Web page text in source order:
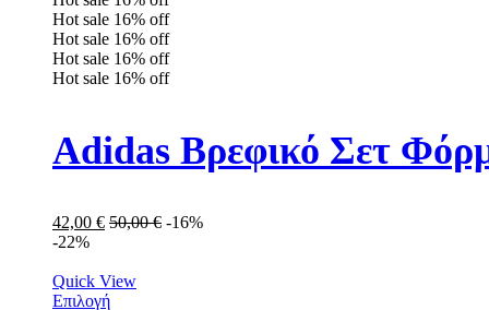
Hot sale 16% off
Hot sale 16% off
Hot sale 16% off
Hot sale 16% off
Adidas Βρεφικό Σετ
42,00 € 50,00€ -16%
-22%
Quick View
Επιλογή